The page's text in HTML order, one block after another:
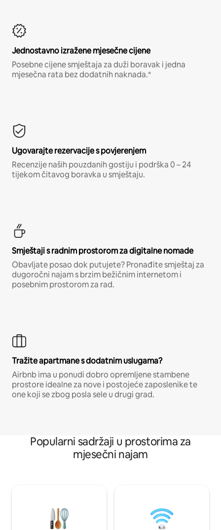
Jednostavno izražene mjesečne cijene
Posebne cijene smještaja za duži boravak i jedna
mjesečna rata bez dodatnih naknada.*
Ugovarajte rezervacije s povjerenjem
Recenzije naših pouzdanih gostiju i podrška 0 – 24
tijekom čitavog boravka u smještaju.
Smještaji s radnim prostorom za digitalne nomade
Obavljate posao dok putujete? Pronađite smještaj za
dugoročni najam s brzim bežičnim internetom i
posebnim prostorom za rad.
Tražite apartmane s dodatnim uslugama?
Airbnb ima u ponudi dobro opremljene stambene
prostore idealne za nove i postojeće zaposlenike te
one koji se zbog posla sele u drugi grad.
Popularni sadržaji u prostorima za
mjesečni najam